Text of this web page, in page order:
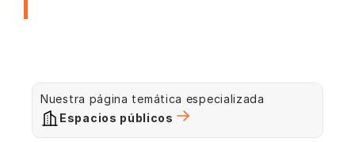
Nuestra página temática especializada
Espacios públicos